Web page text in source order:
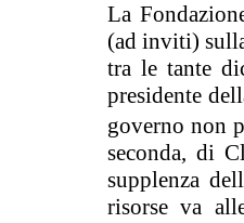
La
(ad inviti)
tra le tante
presidente
governo non
seconda, di
supplenza
risorse va